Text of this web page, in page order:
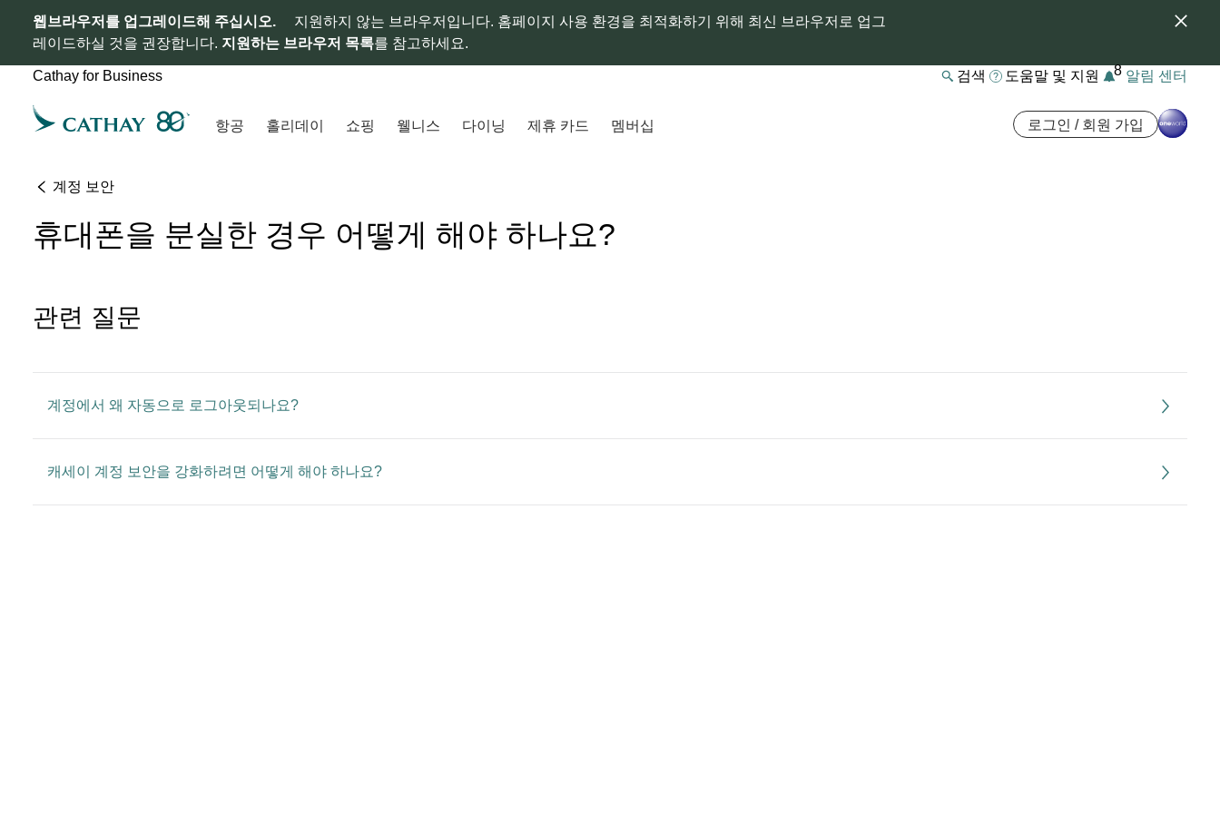
웹브라우저를 업그레이드해 주십시오.
지원하지 않는 브라우저입니다. 홈페이지 사용 환경을 최적화하기 위해 최신 브라우저로 업그
레이드하실 것을 권장합니다. 지원하는 브라우저 목록를 참고하세요.
Cathay for Business 검색 도움말 및 지원 8 알림 센터
항공 홀리데이 쇼핑 웰니스 다이닝 제휴 카드 멤버십 로그인 / 회원 가입
계정 보안
휴대폰을 분실한 경우 어떻게 해야 하나요?
관련 질문
계정에서 왜 자동으로 로그아웃되나요?
캐세이 계정 보안을 강화하려면 어떻게 해야 하나요?